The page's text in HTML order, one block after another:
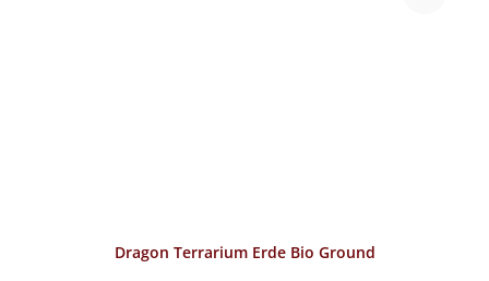
Dragon Terrarium Erde Bio Ground